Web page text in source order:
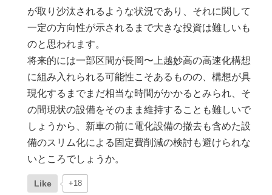
が取り沙汰されるような状況であり、それに関して
一定の方向性が示されるまで大きな投資は難しいも
のと思われます。
将来的には一部区間が長岡〜上越妙高の高速化構想
に組み入れられる可能性こそあるものの、構想が具
現化するまでまだ相当な時間がかかるとみられ、そ
の間現状の設備をそのまま維持することも難しいで
しょうから、新車の前に電化設備の撤去も含めた設
備のスリム化による固定費削減の検討も避けられな
いところでしょうか。
Like +18